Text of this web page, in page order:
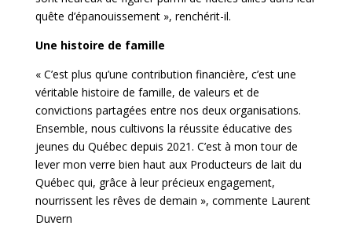
quête d’épanouissement », renchérit-il.
Une histoire de famille
« C’est plus qu’une contribution financière, c’est une
véritable histoire de famille, de valeurs et de
convictions partagées entre nos deux organisations.
Ensemble, nous cultivons la réussite éducative des
jeunes du Québec depuis 2021. C’est à mon tour de
lever mon verre bien haut aux Producteurs de lait du
Québec qui, grâce à leur précieux engagement,
nourrissent les rêves de demain », commente Laurent
Duvern